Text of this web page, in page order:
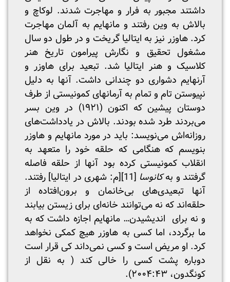
داشتند مجبور به فرار و مهاجرت شدند. لوکاچ و
بالاش به وین رفتند و مانهایم به آلمان مهاجرت
کرد. هاوزر نیز به ایتالیا گریخت و در طول دو سال
مشغول تحقیق و نگارش پیرامون تاریخ هنر
کلاسیک و هنر ایتالیا شد. تبعید برای هاوزر و
آرنهایم دشواری دو چندانی داشت. آنها به دلیل
نپیوستن تام و تمام به آرمانهای کمونیستی از طرف
دوستان پیشین که اکنون (۱۹۲۱) در وین بسر
می‌بردند طرد شده بودند. بالاش در یادداشت‌های
روزانه‌اش می‌نویسد: باید در مورد مانهایم و هاوزر
بنویسم که هنگامی که حلقه خود را متعهد به
انقلاب کمونیستی کرده بود آنها از حلقه فاصله
گرفتند و بهکانوسا [11]
[م: شهری در ایتالیا] رفتند.
آنها تبعیدی‌های بی‌خانمان و برون‌افتاده از
حلقه‌اند که نه می‌توانند خانه‌ای برای زیستن بیابند
و نه برای اندیشیدن… مانهایم اجازه داشت که به
ما برگردد، اما کسی به هاوزر هیچ کمکی نخواهد
کرد. او مریض است و کسی نمی‌داند کی قرار است
دوباره پشت کسی را خالی کند ( به نقل از
کونگدون، ۲۰۰۴:۴۳).